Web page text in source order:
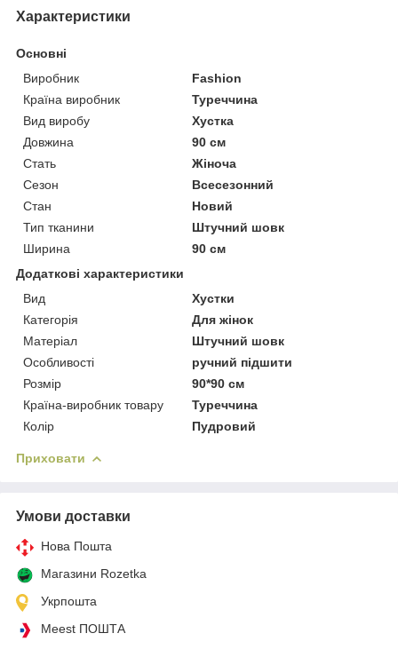
Характеристики
Основні
Виробник
Fashion
Країна виробник
Туреччина
Вид виробу
Хустка
Довжина
90 см
Стать
Жіноча
Сезон
Всесезонний
Стан
Новий
Тип тканини
Штучний шовк
Ширина
90 см
Додаткові характеристики
Вид
Хустки
Категорія
Для жінок
Матеріал
Штучний шовк
Особливості
ручний підшити
Розмір
90*90 см
Країна-виробник товару
Туреччина
Колір
Пудровий
Приховати
Умови доставки
Нова Пошта
Магазини Rozetka
Укрпошта
Meest ПОШТА